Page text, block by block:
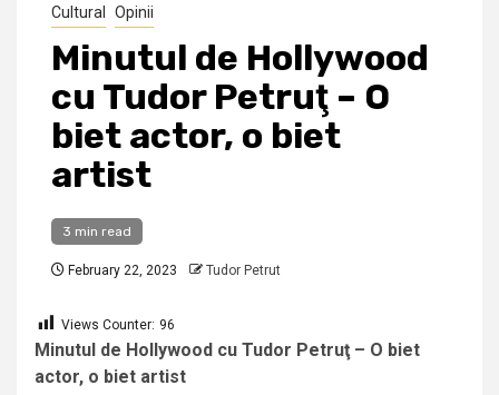
Cultural Opinii
Minutul de Hollywood
cu Tudor Petruţ – O
biet actor, o biet
artist
3 min read
February 22, 2023 Tudor Petrut
Views Counter: 96
Minutul de Hollywood cu Tudor Petruţ – O biet
actor, o biet artist